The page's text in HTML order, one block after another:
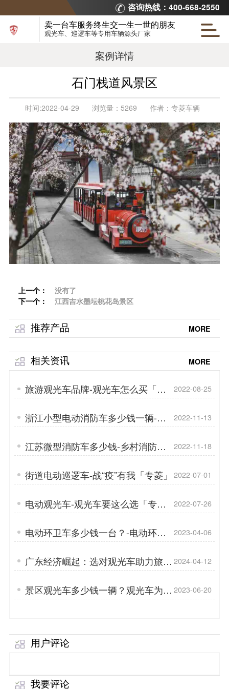
咨询热线：400-668-2550
卖一台车服务终生交一生一世的朋友
观光车、巡逻车等专用车辆源头厂家
案例详情
石门栈道风景区
时间:2022-04-29 浏览量： 5269 作者： 专菱车辆
上一个：
没有了
下一个：
江西吉水墨坛桃花岛景区
推荐产品 MORE
相关资讯 MORE
旅游观光车品牌-观光车怎么买「专
菱」
2022-08-25
浙江小型电动消防车多少钱一辆-微
型消防车的优势「专菱」
2022-11-13
江苏微型消防车多少钱-乡村消防要
重视「专菱」
2022-11-18
街道电动巡逻车-战“疫”有我「专菱」 2022-07-01
电动观光车-观光车要这么选「专
菱」
2022-07-26
电动环卫车多少钱一台？-电动环卫
车的用途有哪些？「专菱」
2023-04-06
广东经济崛起：选对观光车助力旅游
业复苏「专菱」
2024-04-12
景区观光车多少钱一辆？观光车为什
么不能上牌「专菱」
2023-06-20
用户评论
我要评论